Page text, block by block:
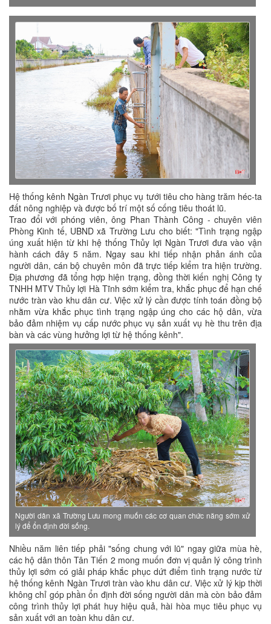
Hệ thống kênh Ngàn Trươi phục vụ tưới tiêu cho hàng trăm héc-ta
đất nông nghiệp và được bố trí một số cống tiêu thoát lũ.
Trao đổi với phóng viên, ông Phan Thành Công - chuyên viên
Phòng Kinh tế, UBND xã Trường Lưu cho biết: "Tình trạng ngập
úng xuất hiện từ khi hệ thống Thủy lợi Ngàn Trươi đưa vào vận
hành cách đây 5 năm. Ngay sau khi tiếp nhận phản ánh của
người dân, cán bộ chuyên môn đã trực tiếp kiểm tra hiện trường.
Địa phương đã tổng hợp hiện trạng, đồng thời kiến nghị Công ty
TNHH MTV Thủy lợi Hà Tĩnh sớm kiểm tra, khắc phục để hạn chế
nước tràn vào khu dân cư. Việc xử lý cần được tính toán đồng bộ
nhằm vừa khắc phục tình trạng ngập úng cho các hộ dân, vừa
bảo đảm nhiệm vụ cấp nước phục vụ sản xuất vụ hè thu trên địa
bàn và các vùng hưởng lợi từ hệ thống kênh".
Người dân xã Trường Lưu mong muốn các cơ quan chức năng sớm xử
lý để ổn định đời sống.
Nhiều năm liên tiếp phải "sống chung với lũ" ngay giữa mùa hè,
các hộ dân thôn Tân Tiến 2 mong muốn đơn vị quản lý công trình
thủy lợi sớm có giải pháp khắc phục dứt điểm tình trạng nước từ
hệ thống kênh Ngàn Trươi tràn vào khu dân cư. Việc xử lý kịp thời
không chỉ góp phần ổn định đời sống người dân mà còn bảo đảm
công trình thủy lợi phát huy hiệu quả, hài hòa mục tiêu phục vụ
sản xuất với an toàn khu dân cư.